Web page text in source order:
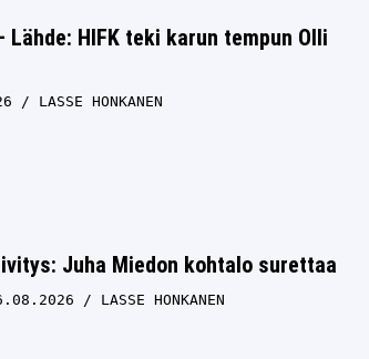
HIFK teki karun tempun Olli
LASSE HONKANEN
Juha Miedon kohtalo surettaa
LASSE HONKANEN